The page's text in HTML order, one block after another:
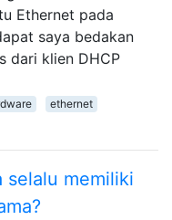
Ethernet pada
saya bedakan
dari klien DHCP
ethernet
selalu memiliki